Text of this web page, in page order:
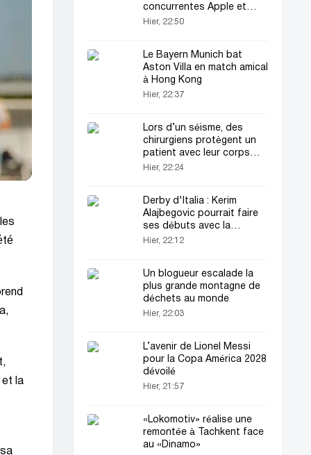
et la
concurrentes Apple et
Samsung
Hier, 22:50
Le Bayern Munich bat
Aston Villa en match amical
à Hong Kong
Hier, 22:37
Lors d’un séisme, des
chirurgiens protègent un
patient avec leur corps
(vidéo)
Hier, 22:24
Derby d'Italia : Kerim
Alajbegovic pourrait faire
ses débuts avec la
Juventus
Hier, 22:12
Un blogueur escalade la
plus grande montagne de
déchets au monde
Hier, 22:03
L’avenir de Lionel Messi
pour la Copa América 2028
dévoilé
Hier, 21:57
«Lokomotiv» réalise une
remontée à Tachkent face
au «Dinamo»